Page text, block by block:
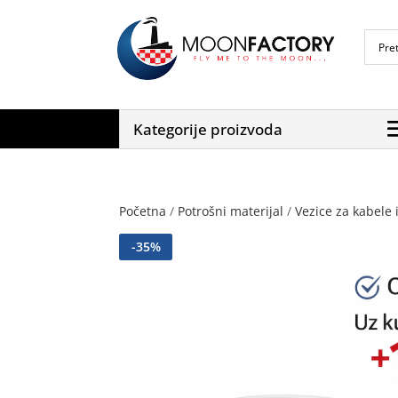
Kategorije proizvoda
Početna / Potrošni materijal /Vezice za kabele
-35%